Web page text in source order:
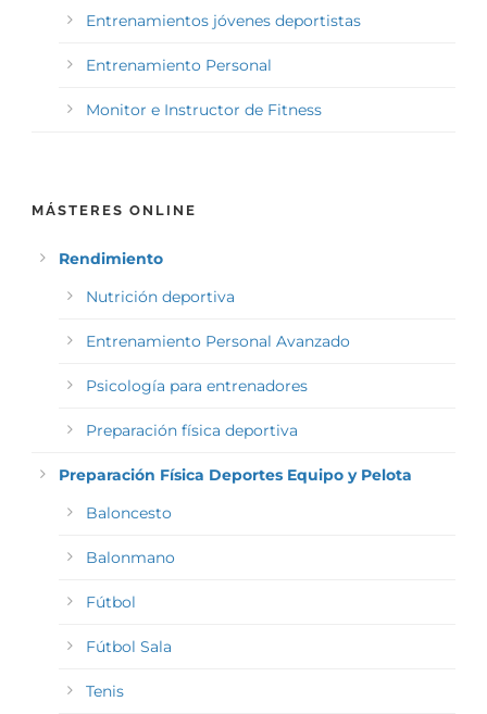
Entrenamientos jóvenes deportistas
Entrenamiento Personal
Monitor e Instructor de Fitness
MÁSTERES ONLINE
Rendimiento
Nutrición deportiva
Entrenamiento Personal Avanzado
Psicología para entrenadores
Preparación física deportiva
Preparación Física Deportes Equipo y Pelota
Baloncesto
Balonmano
Fútbol
Fútbol Sala
Tenis